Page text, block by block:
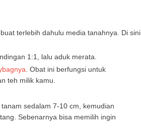
terlebih dahulu media tanahnya. Di sini
1:1, lalu aduk merata.
. Obat ini berfungsi untuk
teh milik kamu.
sedalam 7-10 cm, kemudian
Sebenarnya bisa memilih ingin